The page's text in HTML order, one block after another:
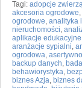
Tagi: adopcje
akcesoria ogrodowe,
ogrodowe, analityka
nieruchomości,
aplikacje edukacyjne
aranżacje sypialni,
ogrodowa,
backup danych,
behawiorystyka,
biznes Azja, biznes